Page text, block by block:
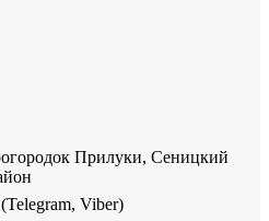
Прилуки, Сеницкий
Viber)